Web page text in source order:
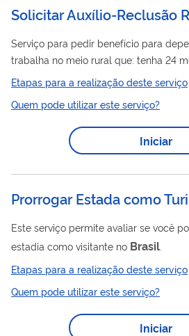
Solicitar Auxílio-Reclusão
Serviço para pedir benefício para
trabalha no meio rural que: tenha 24 meses de atividade rural
reconhecida pelo INSS; esteja preso em regime fechado ou em
regime semiaberto (se preso até 17/01/2019); a
suas contribuições nos 12 meses,
dentro do limite estabelecido na legislação; não
ou benefício do INSS durante a prisão. Este pedido é realizado
Etapas para a realização deste serviço
Quem pode utilizar este serviço?
Iniciar
Prorrogar Estada como
Este serviço permite avaliar se você
estadia como visitante no Brasil
Etapas para a realização deste serviço
Quem pode utilizar este serviço?
Iniciar